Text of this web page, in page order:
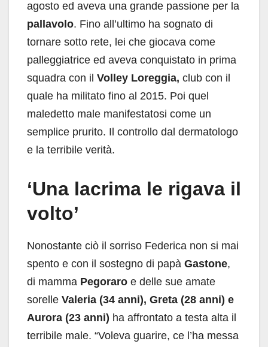
agosto ed aveva una grande passione per la
pallavolo. Fino all’ultimo ha sognato di
tornare sotto rete, lei che giocava come
palleggiatrice ed aveva conquistato in prima
squadra con il Volley Loreggia, club con il
quale ha militato fino al 2015. Poi quel
maledetto male manifestatosi come un
semplice prurito. Il controllo dal dermatologo
e la terribile verità.
‘Una lacrima le rigava il
volto’
Nonostante ciò il sorriso Federica non si mai
spento e con il sostegno di papà Gastone,
di mamma Pegoraro e delle sue amate
sorelle Valeria (34 anni), Greta (28 anni) e
Aurora (23 anni) ha affrontato a testa alta il
terribile male. “Voleva guarire, ce l’ha messa